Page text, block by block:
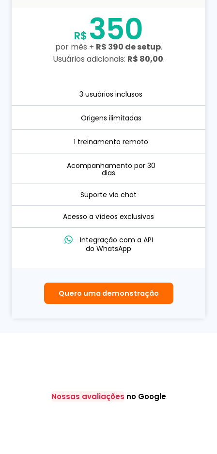
R$ 350
por mês + R$ 390 de setup.
Usuários adicionais: R$ 80,00.
3 usuários inclusos​​
Origens ilimitadas​​
1 treinamento remoto​​
Acompanhamento por 30
dias​​
Suporte via chat​​
Acesso a vídeos exclusivos​​
Integração com a API
do WhatsApp
Quero uma demonstração
Nossas avaliações no Google